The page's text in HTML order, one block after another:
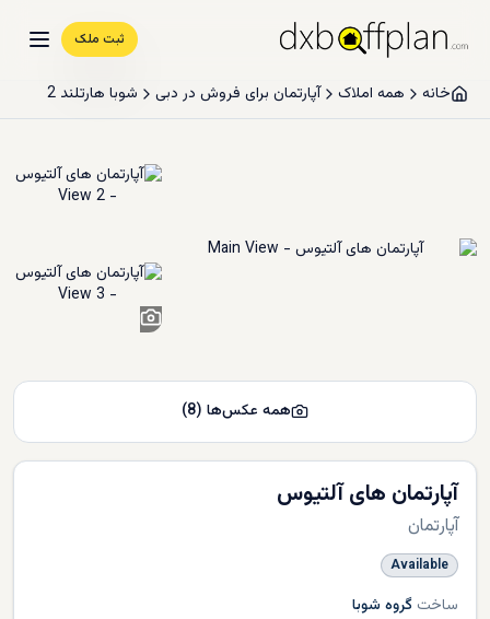
ثبت ملک
خانه همه املاک آپارتمان برای فروش در دبی شوبا هارتلند 2
آپارتمان های آلتیوس
آپارتمان
Available
ساخت گروه شوبا
همه عکس‌ها (
8
)